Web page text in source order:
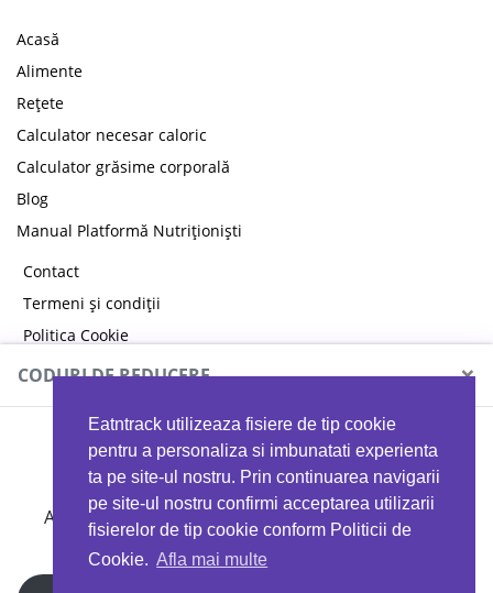
Eatntrack utilizeaza fisiere de tip cookie
pentru a personaliza si imbunatati experienta
ta pe site-ul nostru. Prin continuarea navigarii
pe site-ul nostru confirmi acceptarea utilizarii
fisierelor de tip cookie conform Politicii de
Cookie. Afla mai multe
Acasă
Alimente
Rețete
Calculator necesar caloric
Calculator grăsime corporală
Blog
Manual Platformă Nutriționiști
Contact
Termeni și condiții
Politica Cookie
Politica de confidențialitate
CODURI DE REDUCERE ×
MYPROTEIN
Ai 40%reducere la orice comandă folosind codul
EATTRACK